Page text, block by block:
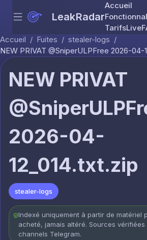
Skip to
Menu LeakRadar
Accueil
TarifsLive
Accueil / Fuites / stealer-logs /
NEW PRIVAT @SniperULPFree 2026-04-
NEW PRIVAT
2026-04-
12_014.txt.zip
stealer-logs
Indexé uniquement à partir de matériel
acheté, jamais altéré. Sources
channels Telegram.